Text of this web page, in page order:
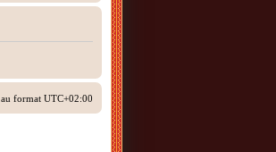
format UTC+02:00